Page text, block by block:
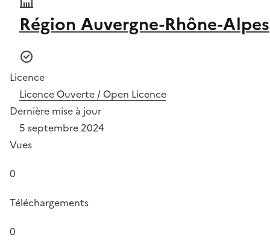
Région Auvergne-Rhône-Alpes
Licence
Licence Ouverte / Open Licence
Dernière mise à jour
5 septembre 2024
Vues
0
Téléchargements
0